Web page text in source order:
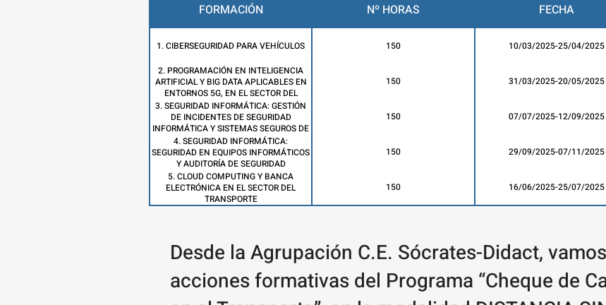
FORMACIÓN Nº HORAS FECHA
1. CIBERSEGURIDAD PARA VEHÍCULOS 150 10/03/2025-25/04/2025
2. PROGRAMACIÓN EN INTELIGENCIA
ARTIFICIAL Y BIG DATA APLICABLES EN
ENTORNOS 5G, EN EL SECTOR DEL
150 31/03/2025-20/05/2025
3. SEGURIDAD INFORMÁTICA: GESTIÓN
DE INCIDENTES DE SEGURIDAD
INFORMÁTICA Y SISTEMAS SEGUROS DE
ACCESO Y TRANSMISIÓN DE DATOS, EN
EL TRANSPORTE
150 07/07/2025-12/09/2025
4. SEGURIDAD INFORMÁTICA:
SEGURIDAD EN EQUIPOS INFORMÁTICOS
Y AUDITORÍA DE SEGURIDAD
150 29/09/2025-07/11/2025
5. CLOUD COMPUTING Y BANCA
ELECTRÓNICA EN EL SECTOR DEL
TRANSPORTE
150 16/06/2025-25/07/2025
Desde la Agrupación C.E. Sócrates-Didact,
acciones formativas del Programa “Cheque de